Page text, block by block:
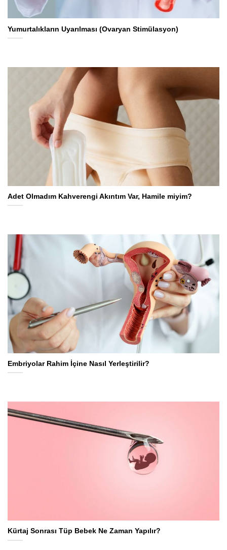
Yumurtalıkların Uyarılması (Ovaryan Stimülasyon)
Adet Olmadım Kahverengi Akıntım Var, Hamile miyim?
Embriyolar Rahim İçine Nasıl Yerleştirilir?
Kürtaj Sonrası Tüp Bebek Ne Zaman Yapılır?